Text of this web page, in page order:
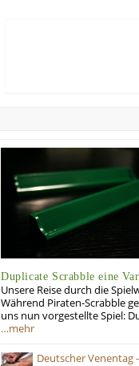
Duplicate Scrabble eine
Unsere Reise durch die
Während Piraten-Scrabble
uns nun vorgestellte Spiel:
…mehr
Deutscher Venentag -